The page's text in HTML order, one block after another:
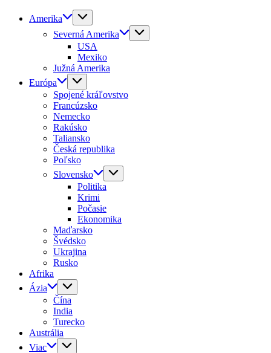
Amerika
Severná Amerika
USA
Mexiko
Južná Amerika
Európa
Spojené kráľovstvo
Francúzsko
Nemecko
Rakúsko
Taliansko
Česká republika
Poľsko
Slovensko
Politika
Krimi
Počasie
Ekonomika
Maďarsko
Švédsko
Ukrajina
Rusko
Afrika
Ázia
Čína
India
Turecko
Austrália
Viac